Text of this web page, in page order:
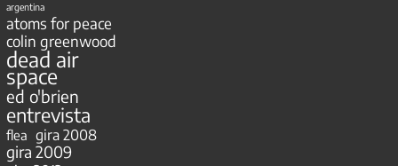
argentina
atoms for peace
colin greenwood
dead air
space
ed o'brien
entrevista
flea gira 2008
gira 2009